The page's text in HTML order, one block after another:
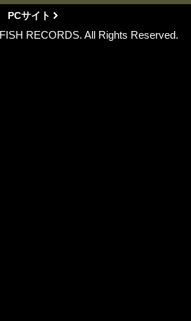
PCサイト
RECORDS. All Rights Reserved.